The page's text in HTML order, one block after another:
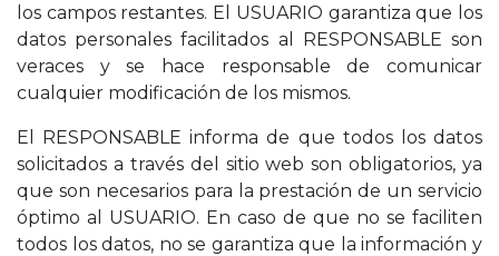
los campos restantes. El USUARIO garantiza que los
datos personales facilitados al RESPONSABLE son
veraces y se hace responsable de comunicar
cualquier modificación de los mismos.
El RESPONSABLE informa de que todos los datos
solicitados a través del sitio web son obligatorios, ya
que son necesarios para la prestación de un servicio
óptimo al USUARIO. En caso de que no se faciliten
todos los datos, no se garantiza que la información y